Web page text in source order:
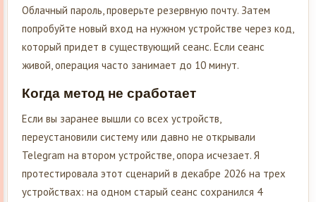
Облачный пароль, проверьте резервную почту. Затем
попробуйте новый вход на нужном устройстве через код,
который придет в существующий сеанс. Если сеанс
живой, операция часто занимает до 10 минут.
Когда метод не сработает
Если вы заранее вышли со всех устройств,
переустановили систему или давно не открывали
Telegram на втором устройстве, опора исчезает. Я
протестировала этот сценарий в декабре 2026 на трех
устройствах: на одном старый сеанс сохранился 4